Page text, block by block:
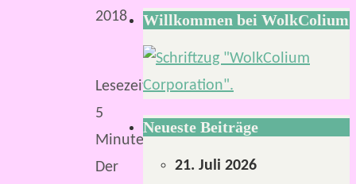
2018
Lesezeit:
5
Minuten
Der
Willkommen bei WolkColium
Neueste Beiträge
21. Juli 2026